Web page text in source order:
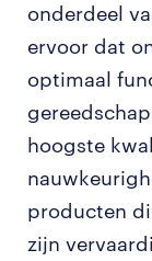
onderdeel
ervoor dat
optimaal
hoogste
producten
zijn